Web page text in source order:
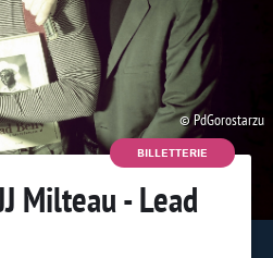
PdGorostarzu
BILLETTERIE
Milteau - Lead